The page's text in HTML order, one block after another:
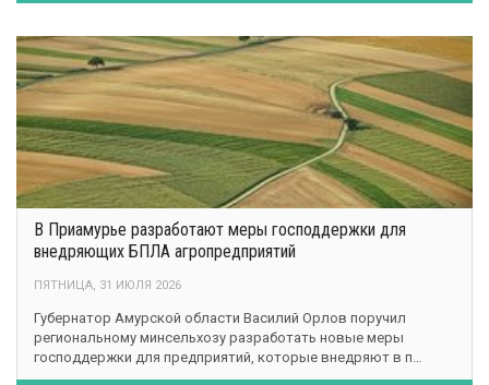
В Приамурье разработают меры господдержки для
внедряющих БПЛА агропредприятий
ПЯТНИЦА, 31 ИЮЛЯ 2026
Губернатор Амурской области Василий Орлов поручил
региональному минсельхозу разработать новые меры
господдержки для предприятий, которые внедряют в п…